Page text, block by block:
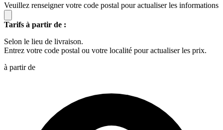
Veuillez renseigner votre code postal pour actualiser les informations
Tarifs à partir de :
Selon le lieu de livraison.
Entrez votre code postal ou votre localité pour actualiser les prix.
à partir de